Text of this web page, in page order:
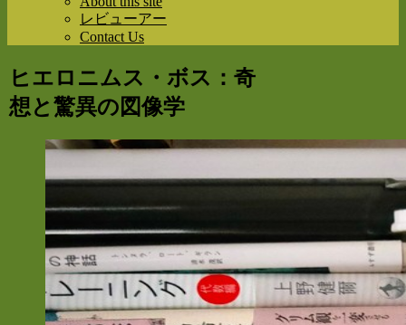
レビューアー
Contact Us
ヒエロニムス・ボス：奇
想と驚異の図像学